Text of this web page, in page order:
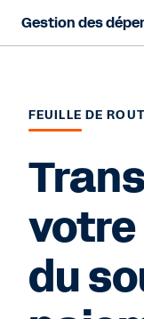
Gestion des
Fonctionnalités
FEUILLE DE
du